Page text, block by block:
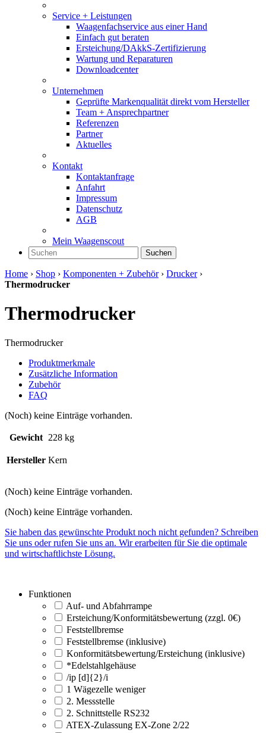
Service + Leistungen
Waagenfachservice aus einer Hand
Einfach gut beraten
Ersteichung/DAkkS-Zertifizierung
Wartung und Reparaturen
Downloadcenter
Unternehmen
Geprüfte Markenqualität direkt vom Hersteller
Team + Ansprechpartner
Referenzen
Partner
Aktuelles
Kontakt
Kontaktanfrage
Anfahrt
Impressum
Datenschutz
AGB
Mein Waagenscout
Suchen
Home › Shop › Komponenten + Zubehör› Drucker›
Thermodrucker
Thermodrucker
Thermodrucker
Produktmerkmale
Zusätzliche Information
Zubehör
FAQ
(Noch) keine Einträge vorhanden.
Gewicht 228 kg
Hersteller Kern
(Noch) keine Einträge vorhanden.
(Noch) keine Einträge vorhanden.
Sie haben das gewünschte Produkt noch nicht gefunden? Schreiben
Sie uns oder rufen Sie uns an. Wir erarbeiten für Sie die optimale
und wirtschaftlichste Lösung.
Funktionen
Auf- und Abfahrrampe
Ersteichung/Konformitätsbewertung (zzgl. 0€)
Feststellbremse
Feststellbremse (inklusive)
Konformitätsbewertung/Ersteichung (inklusive)
*Edelstahlgehäuse
/ip [d]{2}/i
1 Wägezelle weniger
2. Messstelle
2. Schnittstelle RS232
ATEX-Zulassung EX-Zone 2/22